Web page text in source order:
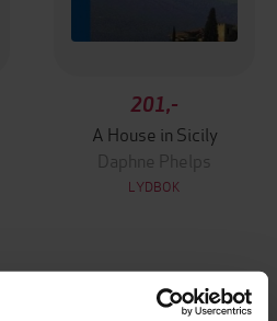
201,-
A House in Sicily
Daphne Phelps
LYDBOK